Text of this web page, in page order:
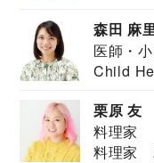
森田 麻
医師・
Child
栗原 友
料理家
料理家